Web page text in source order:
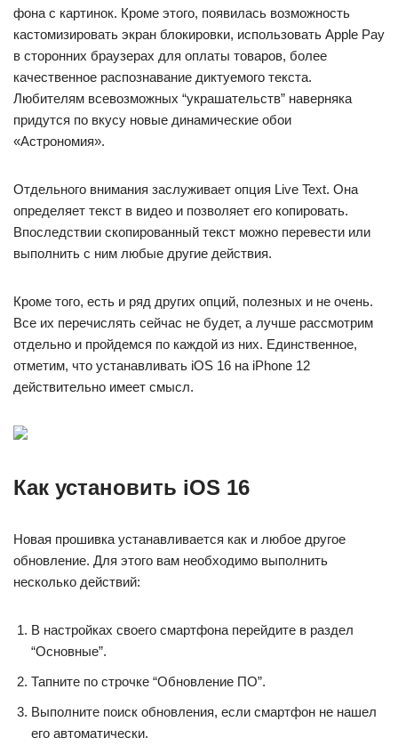
фона с картинок. Кроме этого, появилась возможность
кастомизировать экран блокировки, использовать Apple Pay
в сторонних браузерах для оплаты товаров, более
качественное распознавание диктуемого текста.
Любителям всевозможных “украшательств” наверняка
придутся по вкусу новые динамические обои
«Астрономия».
Отдельного внимания заслуживает опция Live Text. Она
определяет текст в видео и позволяет его копировать.
Впоследствии скопированный текст можно перевести или
выполнить с ним любые другие действия.
Кроме того, есть и ряд других опций, полезных и не очень.
Все их перечислять сейчас не будет, а лучше рассмотрим
отдельно и пройдемся по каждой из них. Единственное,
отметим, что устанавливать iOS 16 на iPhone 12
действительно имеет смысл.
Как установить iOS 16
Новая прошивка устанавливается как и любое другое
обновление. Для этого вам необходимо выполнить
несколько действий:
В настройках своего смартфона перейдите в раздел
“Основные”.
Тапните по строчке “Обновление ПО”.
Выполните поиск обновления, если смартфон не нашел
его автоматически.